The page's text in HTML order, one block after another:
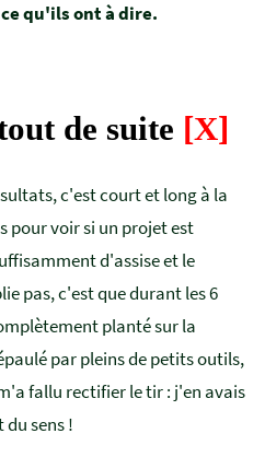
qu'ils ont à dire.
de suite [X]
c'est court et long à la
pour voir si un projet est
d'assise et le
pas, c'est que durant les 6
planté sur la
par pleins de petits outils,
fallu rectifier le tir : j'en avais
sens !